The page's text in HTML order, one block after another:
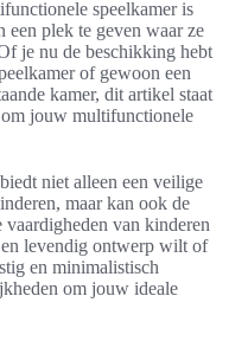
speelkamer is
een plek te geven waar ze
je nu de beschikking hebt
of gewoon een
kamer, dit artikel staat
jouw multifunctionele
niet alleen een veilige
maar kan ook de
van kinderen
levendig ontwerp wilt of
en minimalistisch
om jouw ideale